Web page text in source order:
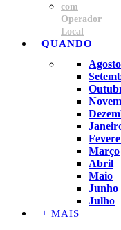
com
Operador
Local
QUANDO
Agosto
Março
Abril
Maio
Junho
Julho
+ MAIS